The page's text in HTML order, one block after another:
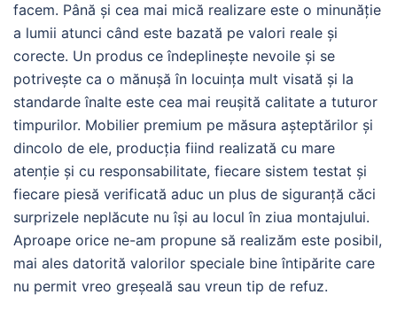
facem. Până și cea mai mică realizare este o minunăție
a lumii atunci când este bazată pe valori reale și
corecte. Un produs ce îndeplinește nevoile și se
potrivește ca o mănușă în locuința mult visată și la
standarde înalte este cea mai reușită calitate a tuturor
timpurilor. Mobilier premium pe măsura așteptărilor și
dincolo de ele, producția fiind realizată cu mare
atenție și cu responsabilitate, fiecare sistem testat și
fiecare piesă verificată aduc un plus de siguranță căci
surprizele neplăcute nu își au locul în ziua montajului.
Aproape orice ne-am propune să realizăm este posibil,
mai ales datorită valorilor speciale bine întipărite care
nu permit vreo greșeală sau vreun tip de refuz.